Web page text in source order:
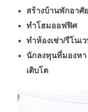
มสร้างบ้านพักอาศัย
ทำโฮมออฟฟิศ
ทำห้องเช่า/รีโนเ
นักลงทุนที่มองหา
เติบโต